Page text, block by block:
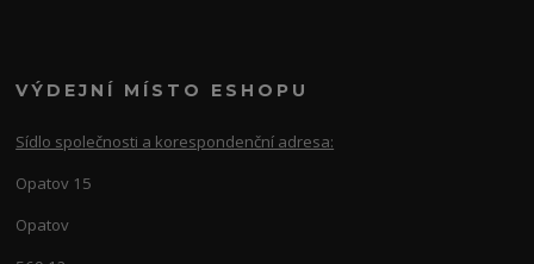
VÝDEJNÍ MÍSTO ESHOPU
Sídlo společnosti a korespondenční adresa:
Opatov 15
Opatov